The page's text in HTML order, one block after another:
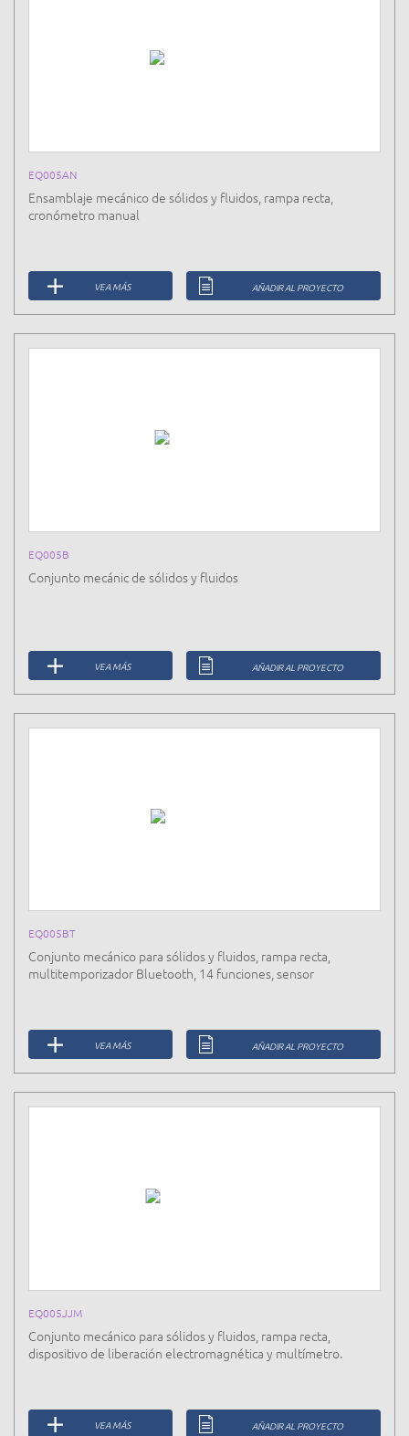
EQ005AN
Ensamblaje mecánico de sólidos y fluidos, rampa recta,
cronómetro manual
VEA MÁS AÑADIR AL PROYECTO
EQ005B
Conjunto mecánic de sólidos y fluidos
VEA MÁS AÑADIR AL PROYECTO
EQ005BT
Conjunto mecánico para sólidos y fluidos, rampa recta,
multitemporizador Bluetooth, 14 funciones, sensor
VEA MÁS AÑADIR AL PROYECTO
EQ005JJM
Conjunto mecánico para sólidos y fluidos, rampa recta,
dispositivo de liberación electromagnética y multímetro.
VEA MÁS AÑADIR AL PROYECTO